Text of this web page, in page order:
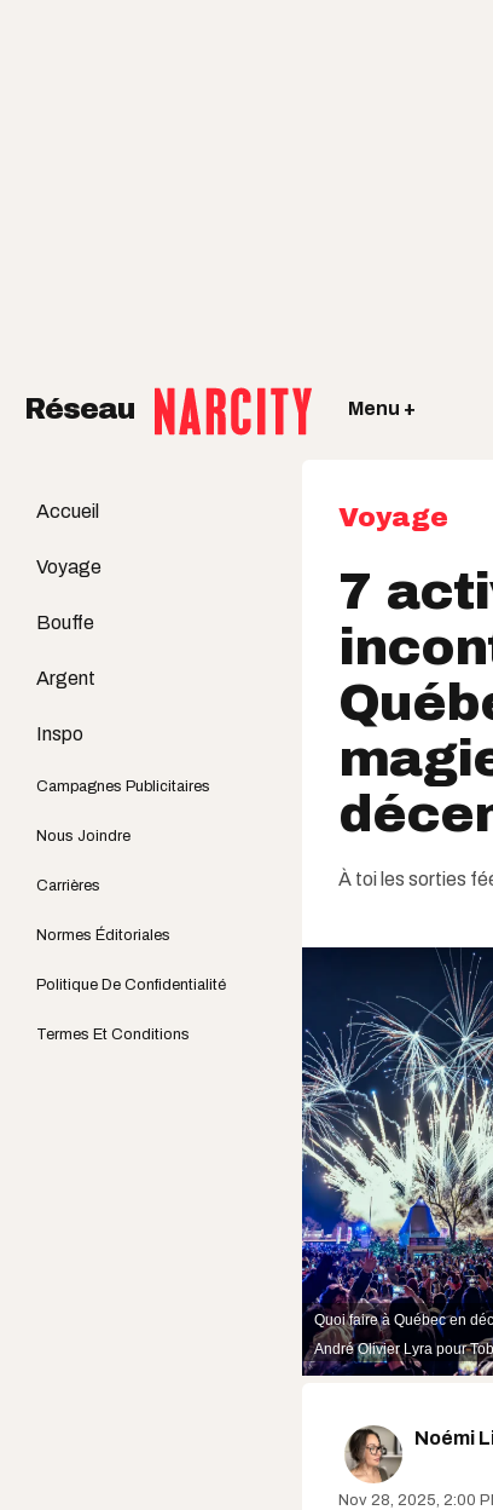
Réseau Menu +
Accueil
Voyage
Bouffe
Argent
Inspo
Campagnes Publicitaires
Nous Joindre
Carrières
Normes Éditoriales
Politique De Confidentialité
Termes Et Conditions
Voyage
7
À toi les sorties
Quoi faire à Québec en
André Olivier Lyra pour
Noémi
Nov 28, 2025, 2:00